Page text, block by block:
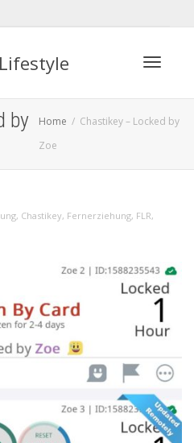
by
Home
Chastikey – Locked by
Zoe
, Chastikey, Fernerziehung, FLR,